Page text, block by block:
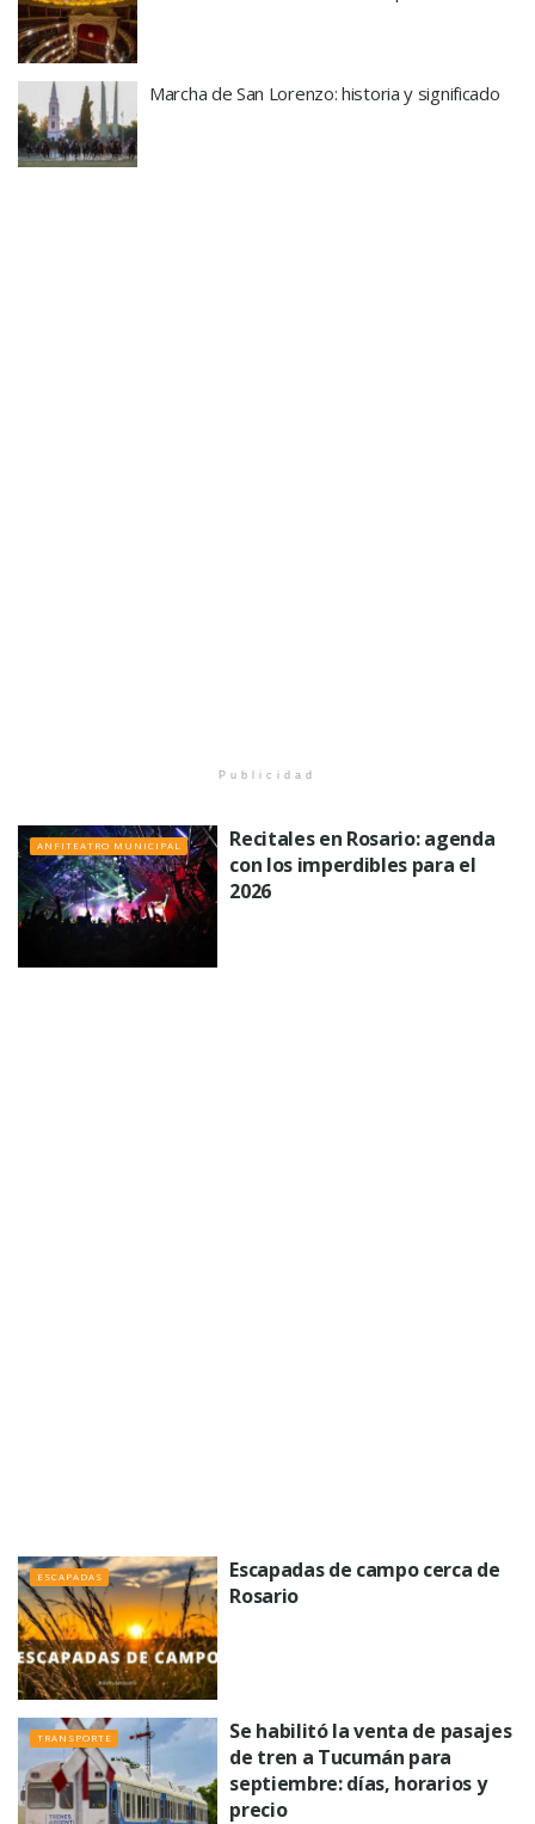
Marcha de San Lorenzo: historia y significado
Publicidad
ANFITEATRO MUNICIPAL
Recitales en Rosario: agenda
con los imperdibles para el
2026
ESCAPADAS
Escapadas de campo cerca de
Rosario
TRANSPORTE
Se habilitó la venta de pasajes
de tren a Tucumán para
septiembre: días, horarios y
precio